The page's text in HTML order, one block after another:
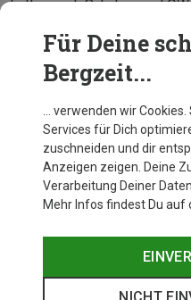
hatten auch Schuhe von
Für Deine
Bergzeit...
… verwenden wir
Services für Dich
zuschneiden und dir
Anzeigen zeigen. Deine
Verarbeitung Deiner
Mehr Infos findest Du auf